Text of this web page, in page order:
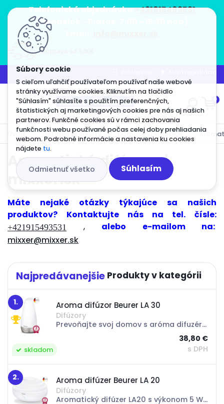
S cieľom uľahčiť používateľom používať naše webové
stránky využívame cookies. Kliknutím na tlačidlo
"Súhlasím" súhlasíte s použitím preferenčných,
štatistických aj marketingových cookies pre nás aj našich
partnerov. Funkčné cookies sú v rámci zachovania
funkčnosti webu používané počas celej doby prehliadania
webom. Podrobné informácie a nastavenia ku cookies
nájdete tu.
Odmietnuť všetko Súhlasím
Telefonická objednávka+421915493531
(Pondelok - Piatok: 7:00 - 15:30 hod)
0
Úvod Ostatné produkty Domáce spotrebiče
Aromatické difúzory |
mixxer.sk
Máte nejaké otázky týkajúce sa našich
produktov? Kontaktujte nás na tel. čísle:
+421915493531 , alebo e-mailom na:
mixxer@mixxer.sk
Najpredávanejšie
1. Aroma difúzor Beurer LA 30
Difúzory
skladom
Prevoňajte svoj domov s aróma difuzérom od nemeckej značky Beurer s označením LA 30 Aroma Diffuser. Jednoduché čistenie a používanie tohto difúzora poteší vaše zmysly.S mikro-jemnou ultrazvukovou atomizáciou je tento rozptyľovač aromátov taký tichý,...
38,80 €
s DPH
2. Aroma difúzer Beurer LA 20
Difúzory
Aromatický difúzer LA20 s výkonom 5 W, s ultrazvukovou technológiou zvlhčovania, je vhodný pre miestnosti s veľkosťou do cca 10 m2. Tichá prevádzka vám umožňuje používať ho aj v noci. Aroma difuzér Beurer LA20 s meniacim sa farebným svetlom LED...
<script src="https://static.elfsight.com/platform/
<script src="https://static.elfsight.com/platform/
<script src="https://static.elfsight.com/platform/